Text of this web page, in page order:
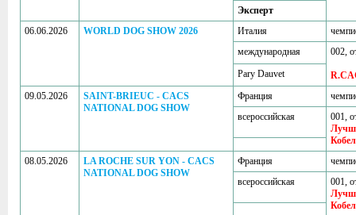
Эксперт
06.06.2026
WORLD DOG SHOW 2026 Италия
международная
002,
Pary Dauvet
09.05.2026
SAINT-BRIEUC - CACS
NATIONAL DOG SHOW
Франция
всероссийская
001,
08.05.2026
LA ROCHE SUR YON - CACS
NATIONAL DOG SHOW
Франция
всероссийская
001,